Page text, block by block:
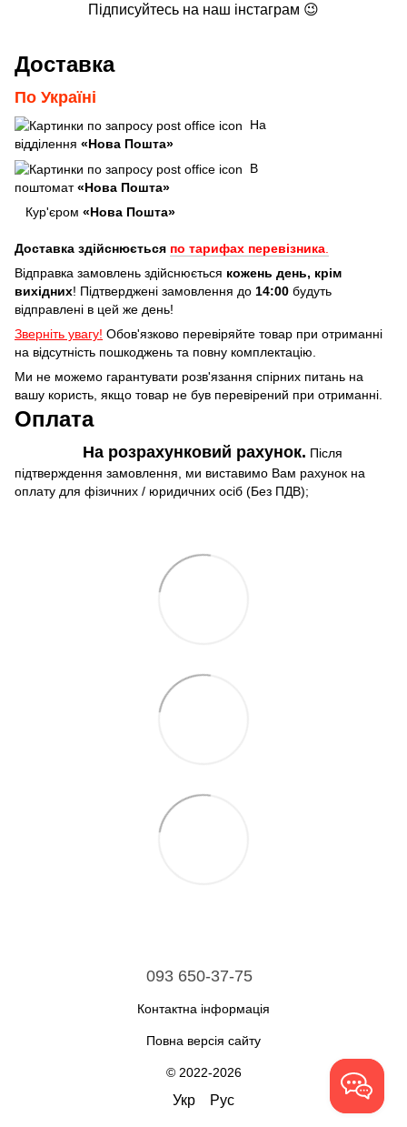
Підписуйтесь на наш інстаграм 😉
Доставка
По Україні
На
відділення «Нова Пошта»
В
поштомат«Нова Пошта»
Кур'єром «Нова Пошта»
Доставка здійснюється по тарифах перевізника
Відправка замовлень здійснюється кожень день, крім
вихідних! Підтверджені замовлення до 14:00 будуть
відправлені в цей же день!
Зверніть увагу! Обов'язково перевіряйте товар при отриманні
на відсутність пошкоджень та повну комплектацію.
Ми не можемо гарантувати розв'язання спірних питань на
вашу користь, якщо товар не був перевірений при отриманні.
Оплата
На розрахунковий рахунок. Після
підтверждення замовлення, ми виставимо Вам рахунок на
оплату для фізичних / юридичних осіб (Без ПДВ);
093 650-37-75
Контактна інформація
Повна версія сайту
© 2022-2026
Укр Рус